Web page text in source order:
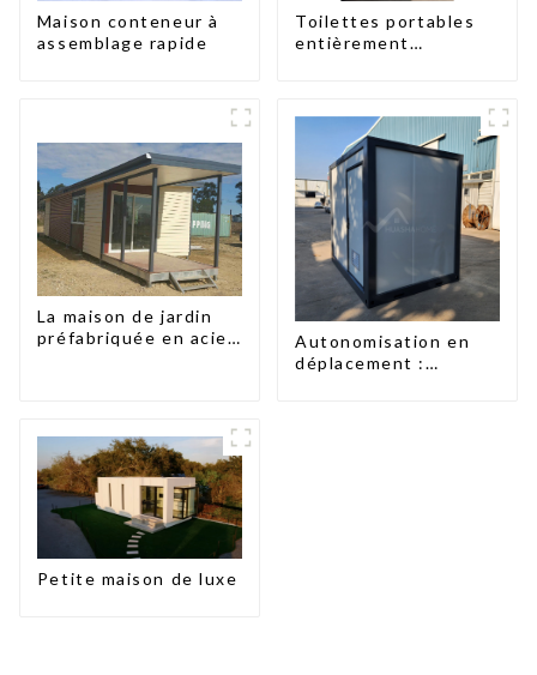
Maison conteneur à
assemblage rapide
Toilettes portables
entièrement
La maison de jardin
préfabriquée en acier
Autonomisation en
déplacement :
Petite maison de luxe